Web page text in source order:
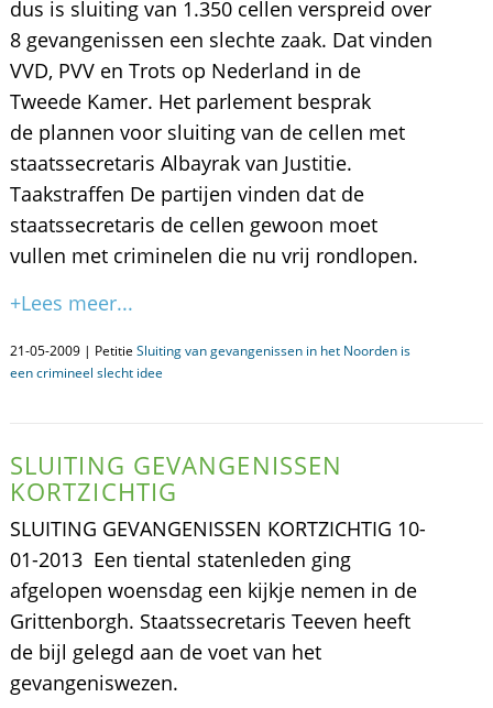
dus is sluiting van 1.350 cellen verspreid over
8 gevangenissen een slechte zaak. Dat vinden
VVD, PVV en Trots op Nederland in de
Tweede Kamer. Het parlement besprak
de plannen voor sluiting van de cellen met
staatssecretaris Albayrak van Justitie.
Taakstraffen De partijen vinden dat de
staatssecretaris de cellen gewoon moet
vullen met criminelen die nu vrij rondlopen.
+Lees meer...
21-05-2009 | Petitie Sluiting van gevangenissen in het Noorden is
een crimineel slecht idee
SLUITING GEVANGENISSEN
KORTZICHTIG
SLUITING GEVANGENISSEN KORTZICHTIG 10-
01-2013  Een tiental statenleden ging
afgelopen woensdag een kijkje nemen in de
Grittenborgh. Staatssecretaris Teeven heeft
de bijl gelegd aan de voet van het
gevangeniswezen.